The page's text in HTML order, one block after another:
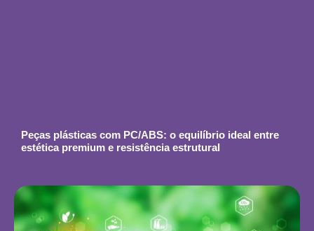
Peças plásticas com PC/ABS: o equilíbrio ideal entre
estética premium e resistência estrutural